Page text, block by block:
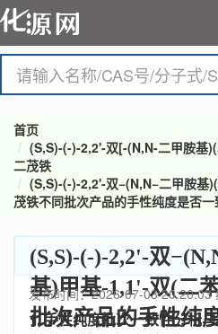
首页
(S,S)-(-)-2,2'-双[-(N,N-二甲胺基
二茂铁
(S,S)-(-)-2,2'-双−(N,N−二甲胺基
茂铁不同批次产品的手性纯度是否一
(S,S)-(-)-2,2'-双
基)甲基-1,1'-双(二
批次产品的手性纯
发布时间：2026-07-03 20:20:03
1. 手性纯度批次一致性分析